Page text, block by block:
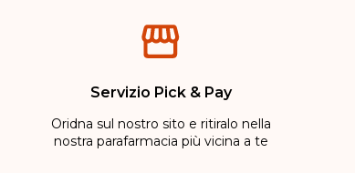
Servizio Pick & Pay
Oridna sul nostro sito e ritiralo nella
nostra parafarmacia più vicina a te